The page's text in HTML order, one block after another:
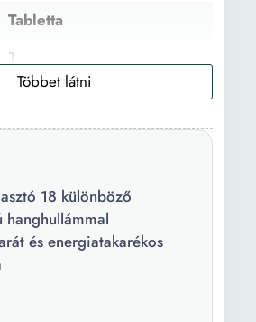
Tabletta
1
200 m²
360 °
18 különböző
hanghullámmal
és energiatakarékos